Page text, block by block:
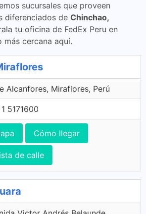
sucursales que proveen
diferenciados de Chinchao,
tu oficina de FedEx Peru en
más cercana aquí.
Alcanfores, Miraflores, Perú
5171600
Cómo llegar
de calle